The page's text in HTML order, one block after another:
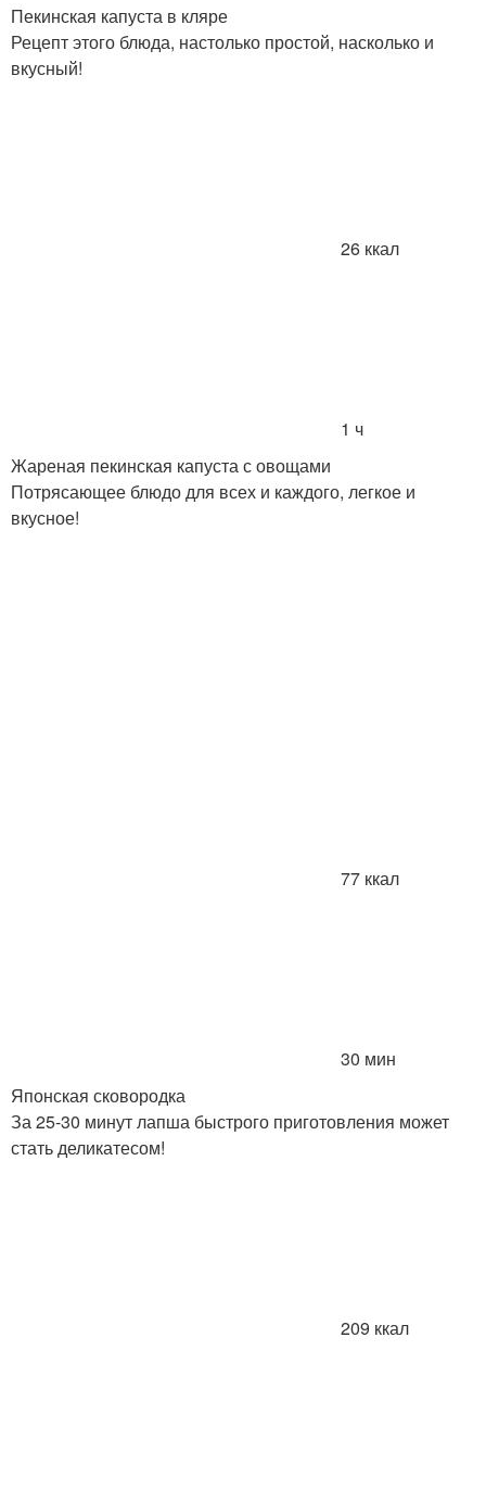
Пекинская капуста в кляре
Рецепт этого блюда, настолько простой, насколько и
вкусный!
26 ккал
1 ч
Жареная пекинская капуста с овощами
Потрясающее блюдо для всех и каждого, легкое и
вкусное!
77 ккал
30 мин
Японская сковородка
За 25-30 минут лапша быстрого приготовления может
стать деликатесом!
209 ккал